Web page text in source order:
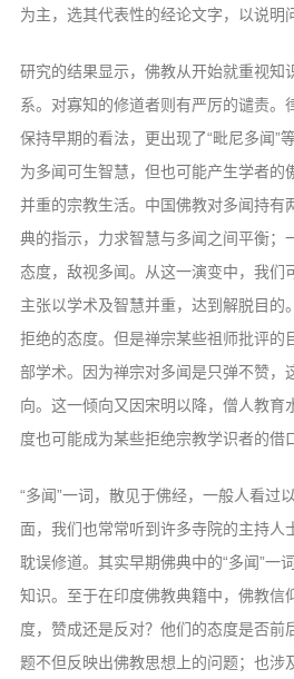
弘法活动
皈依斋戒
义工家园
观世音热线
菩提静修营
观自在禅修营
教理研究
学报论集
信息公告
戒幢论坛
西园风光
下院风采
为主，选其代表性的经论文字，以说明
研究的结果显示，佛教从开始就重视知
系。对寡知的修道者则有严厉的谴责。
保持早期的看法，更出现了“毗尼多闻”
为多闻可生智慧，但也可能产生学者的
并重的宗教生活。中国佛教对多闻持有
典的指示，力求智慧与多闻之间平衡；
态度，敌视多闻。从这一演变中，我们
主张以学术及智慧并重，达到解脱目的
拒绝的态度。但是禅宗某些祖师批评的
部学术。因为禅宗对多闻是只弹不赞，
向。这一倾向又因宋明以降，僧人教育
度也可能成为某些拒绝宗教学识者的借
“多闻”一词，散见于佛经，一般人看过
面，我们也常常听到许多寺院的主持人
耽误修道。其实早期佛典中的“多闻”一
知识。至于在印度佛教典籍中，佛教信
度，赞成还是反对？他们的态度是否前
题不但反映出佛教思想上的问题；也涉